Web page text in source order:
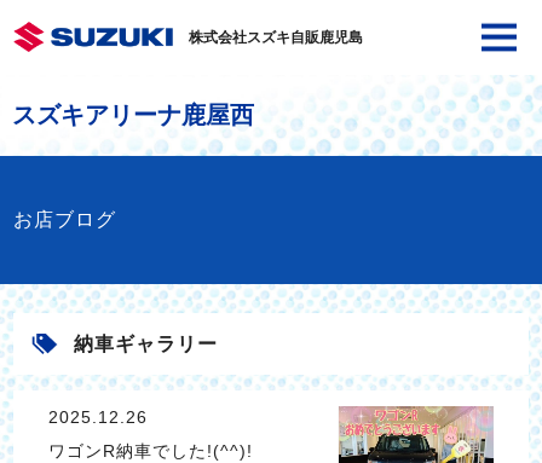
株式会社スズキ自販鹿児島
スズキアリーナ鹿屋西
お店ブログ
納車ギャラリー
2025.12.26
ワゴンR納車でした!(^^)!